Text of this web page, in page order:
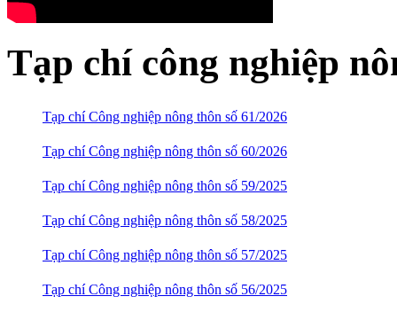
Tạp chí công nghiệp
Tạp chí Công nghiệp nông thôn số 61/2026
Tạp chí Công nghiệp nông thôn số 60/2026
Tạp chí Công nghiệp nông thôn số 59/2025
Tạp chí Công nghiệp nông thôn số 58/2025
Tạp chí Công nghiệp nông thôn số 57/2025
Tạp chí Công nghiệp nông thôn số 56/2025